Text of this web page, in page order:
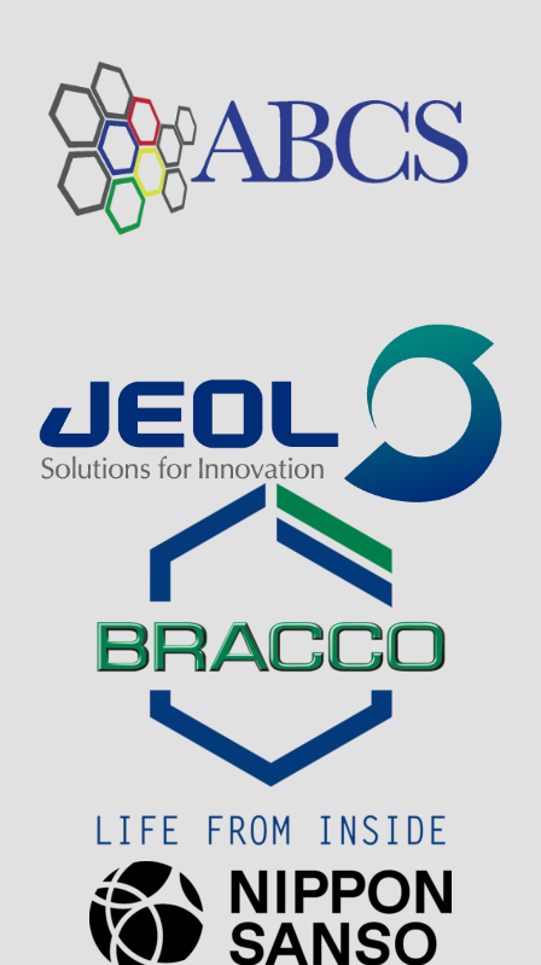
Visit Sponsor Page
Visit Sponsor Page
Visit Sponsor Page
Visit Sponsor Page